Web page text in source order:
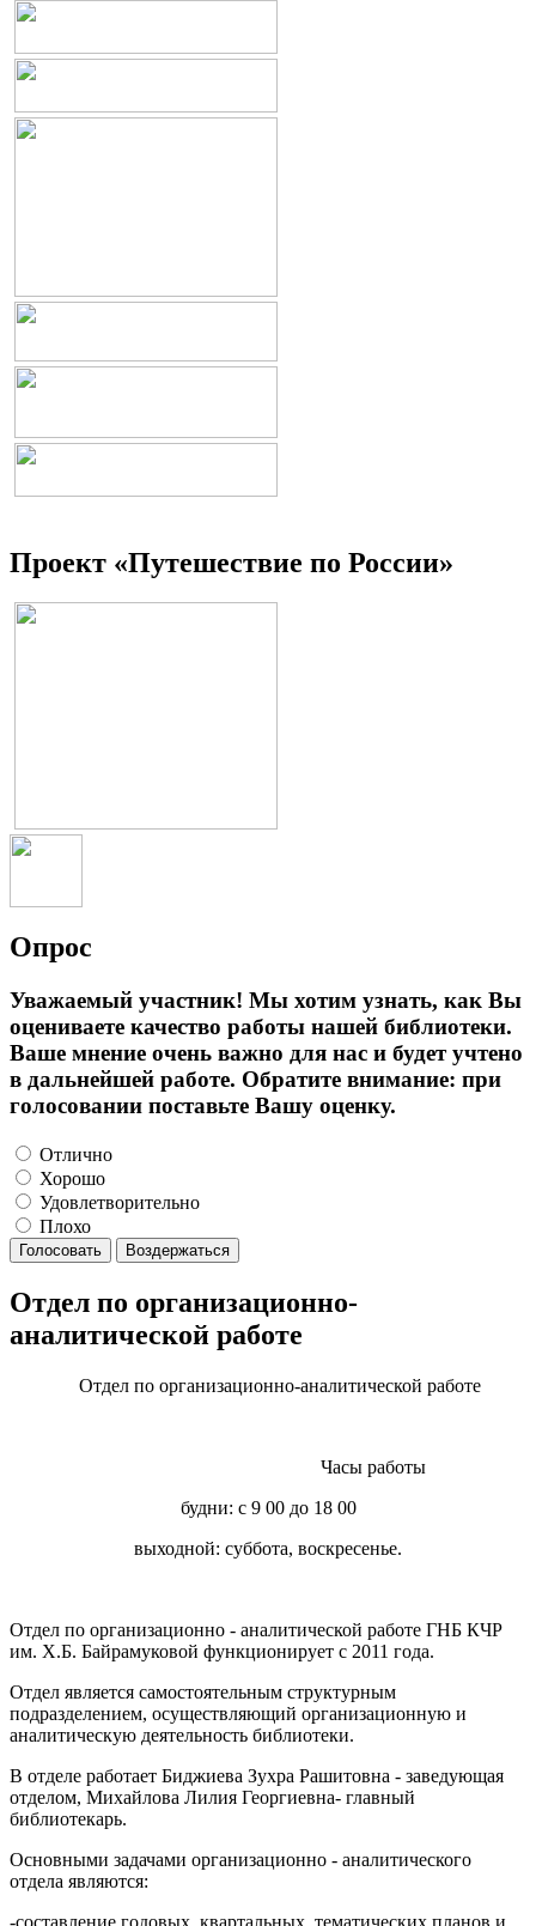
Проект «Путешествие по России»
Опрос
Уважаемый участник! Мы хотим узнать, как Вы
оцениваете качество работы нашей библиотеки.
Ваше мнение очень важно для нас и будет учтено
в дальнейшей работе. Обратите внимание: при
голосовании поставьте Вашу оценку.
Отлично
Хорошо
Удовлетворительно
Плохо
Голосовать Воздержаться
Отдел по организационно-
аналитической работе
Отдел по организационно-аналитической работе
Часы работы
будни: с 9 00 до 18 00
выходной: суббота, воскресенье.
Отдел по организационно - аналитической работе ГНБ КЧР
им. Х.Б. Байрамуковой функционирует с 2011 года.
Отдел является самостоятельным структурным
подразделением, осуществляющий организационную и
аналитическую деятель­ность библиотеки.
В отделе работает Биджиева Зухра Рашитовна - заведующая
отделом, Михайлова Лилия Георгиевна- главный
библиотекарь.
Основными задачами организационно - аналитического
отдела являются:
-составление годовых, квартальных, тематических планов и